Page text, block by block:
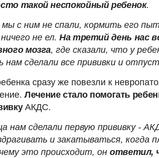
такой неспокойный ребенок.
с ним не спали, кормить его
не ел. На третий день нас
мозга, где сказали, что у
сделали все прививки и
сразу же повезли к
Лечение стало помогать
АКДС.
нам сделали первую прививку -
и закатываться, когда
это происходит, он ответил,